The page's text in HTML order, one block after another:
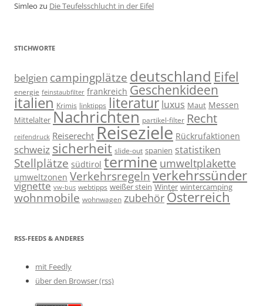
Simleo zu Die Teufelsschlucht in der Eifel
STICHWORTE
belgien campingplätze deutschland Eifel
energie feinstaubfilter frankreich Geschenkideen
italien Krimis linktipps literatur luxus Maut Messen
Mittelalter Nachrichten partikel-filter Recht
reifendruck Reiserecht Reiseziele Rückrufaktionen
schweiz sicherheit slide-out spanien statistiken
Stellplätze südtirol termine umweltplakette
umweltzonen Verkehrsregeln verkehrssünder
vignette vw-bus webtipps weißer stein Winter wintercamping
wohnmobile wohnwagen zubehör Österreich
RSS-FEEDS & ANDERES
mit Feedly
über den Browser (rss)